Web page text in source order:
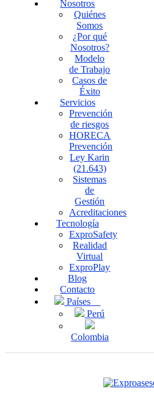
Nosotros
Quiénes
Somos
¿Por qué
Nosotros?
Modelo
de Trabajo
Casos de
Éxito
Servicios
Prevención
de riesgos
HORECA
Prevención
Ley Karin
(21.643)
Sistemas
de
Gestión
Acreditaciones
Tecnología
ExproSafety
Realidad
Virtual
ExproPlay
Blog
Contacto
Países
Perú
Colombia